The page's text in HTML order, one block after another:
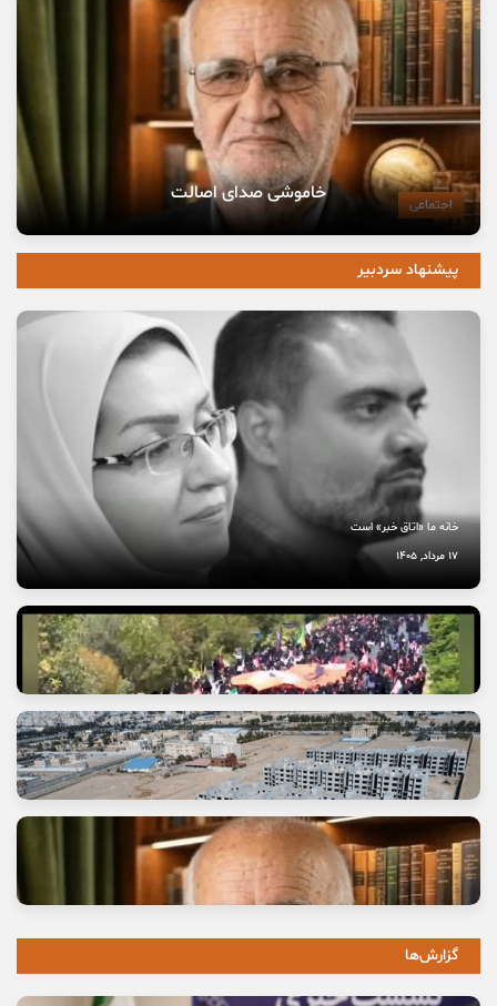
اجتماعی خاموشی صدای اصالت
پیشنهاد سردبیر
خانه ما «اتاق خبر» است
17 مرداد, 1405
آتش عشق جاماندگان حسینی
13 مرداد, 1405
گزارش‌ها